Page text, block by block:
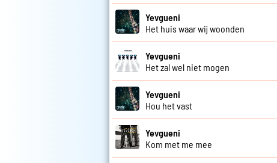
Yevgueni
Het huis waar wij woonden
Yevgueni
Het zal wel niet mogen
Yevgueni
Hou het vast
Yevgueni
Kom met me mee